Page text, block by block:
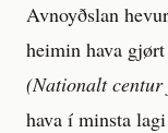
Avnoyðslan
heimin hava
(Nationalt
hava í minsta